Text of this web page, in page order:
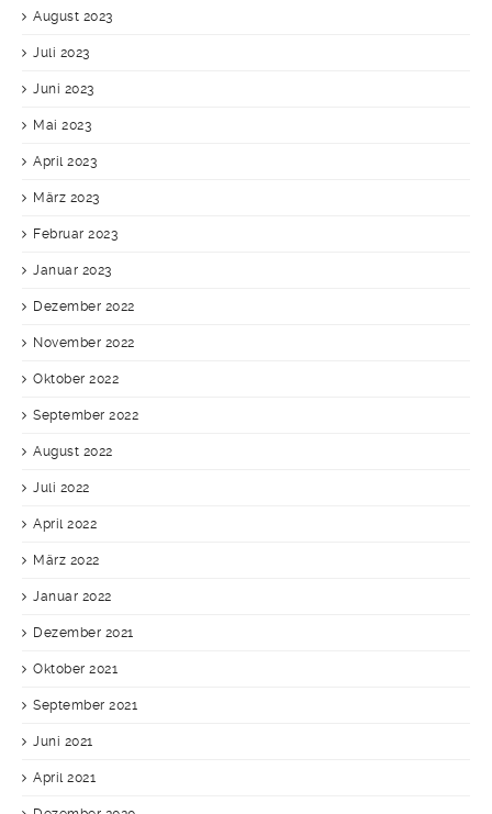
August 2023
Juli 2023
Juni 2023
Mai 2023
April 2023
März 2023
Februar 2023
Januar 2023
Dezember 2022
November 2022
Oktober 2022
September 2022
August 2022
Juli 2022
April 2022
März 2022
Januar 2022
Dezember 2021
Oktober 2021
September 2021
Juni 2021
April 2021